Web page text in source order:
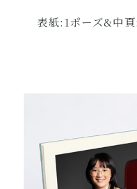
表紙:1ポーズ&中